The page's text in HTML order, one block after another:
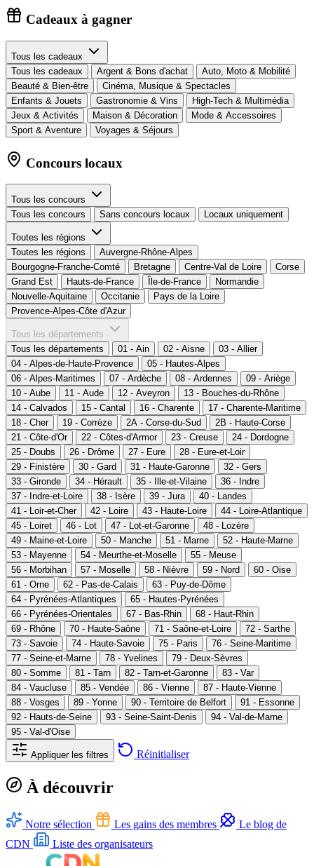
Cadeaux à gagner
Tous les cadeaux
Tous les cadeaux
Argent & Bons d'achat
Auto, Moto & Mobilité
Beauté & Bien-être
Cinéma, Musique & Spectacles
Enfants & Jouets
Gastronomie & Vins
High-Tech & Multimédia
Jeux & Activités
Maison & Décoration
Mode & Accessoires
Sport & Aventure
Voyages & Séjours
Concours locaux
Tous les concours
Tous les concours
Sans concours locaux Locaux uniquement
Toutes les régions
Toutes les régions
Auvergne-Rhône-Alpes
Bourgogne-Franche-Comté
Bretagne Centre-Val de Loire
Corse
Grand Est
Hauts-de-France Île-de-France
Normandie
Nouvelle-Aquitaine
Occitanie
Pays de la Loire
Provence-Alpes-Côte d'Azur
Tous les départements
Tous les départements
01 - Ain 02 - Aisne
03 - Allier
04 - Alpes-de-Haute-Provence
05 - Hautes-Alpes
06 - Alpes-Maritimes
07 - Ardèche 08 - Ardennes
09 - Ariège
10 - Aube
11 - Aude 12 - Aveyron
13 - Bouches-du-Rhône
14 - Calvados
15 - Cantal 16 - Charente
17 - Charente-Maritime
18 - Cher
19 - Corrèze 2A - Corse-du-Sud
2B - Haute-Corse
21 - Côte-d'Or
22 - Côtes-d'Armor 23 - Creuse
24 - Dordogne
25 - Doubs
26 - Drôme 27 - Eure
28 - Eure-et-Loir
29 - Finistère
30 - Gard 31 - Haute-Garonne
32 - Gers
33 - Gironde
34 - Hérault 35 - Ille-et-Vilaine
36 - Indre
37 - Indre-et-Loire
38 - Isère 39 - Jura
40 - Landes
41 - Loir-et-Cher
42 - Loire 43 - Haute-Loire
44 - Loire-Atlantique
45 - Loiret
46 - Lot 47 - Lot-et-Garonne
48 - Lozère
49 - Maine-et-Loire
50 - Manche 51 - Marne
52 - Haute-Marne
53 - Mayenne
54 - Meurthe-et-Moselle
55 - Meuse
56 - Morbihan
57 - Moselle 58 - Nièvre 59 - Nord
60 - Oise
61 - Orne
62 - Pas-de-Calais
63 - Puy-de-Dôme
64 - Pyrénées-Atlantiques
65 - Hautes-Pyrénées
66 - Pyrénées-Orientales
67 - Bas-Rhin
68 - Haut-Rhin
69 - Rhône
70 - Haute-Saône 71 - Saône-et-Loire
72 - Sarthe
73 - Savoie
74 - Haute-Savoie 75 - Paris
76 - Seine-Maritime
77 - Seine-et-Marne
78 - Yvelines
79 - Deux-Sèvres
80 - Somme
81 - Tarn 82 - Tarn-et-Garonne
83 - Var
84 - Vaucluse
85 - Vendée 86 - Vienne
87 - Haute-Vienne
88 - Vosges
89 - Yonne 90 - Territoire de Belfort
91 - Essonne
92 - Hauts-de-Seine
93 - Seine-Saint-Denis
94 - Val-de-Marne
95 - Val-d'Oise
Appliquer les filtres Réinitialiser
À découvrir
Notre sélection Les gains des membres
Le blog de
CDN
Liste des organisateurs